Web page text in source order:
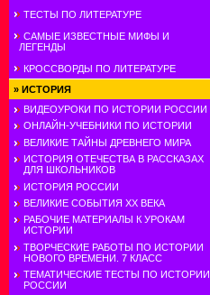
ТЕСТЫ ПО ЛИТЕРАТУРЕ
САМЫЕ ИЗВЕСТНЫЕ МИФЫ И
ЛЕГЕНДЫ
КРОССВОРДЫ ПО ЛИТЕРАТУРЕ
» ИСТОРИЯ
ВИДЕОУРОКИ ПО ИСТОРИИ РОССИИ
ОНЛАЙН-УЧЕБНИКИ ПО ИСТОРИИ
ВЕЛИКИЕ ТАЙНЫ ДРЕВНЕГО МИРА
ИСТОРИЯ ОТЕЧЕСТВА В РАССКАЗАХ
ДЛЯ ШКОЛЬНИКОВ
ИСТОРИЯ РОССИИ
ВЕЛИКИЕ СОБЫТИЯ ХХ ВЕКА
РАБОЧИЕ МАТЕРИАЛЫ К УРОКАМ
ИСТОРИИ
ТВОРЧЕСКИЕ РАБОТЫ ПО ИСТОРИИ
НОВОГО ВРЕМЕНИ. 7 КЛАСС
ТЕМАТИЧЕСКИЕ ТЕСТЫ ПО ИСТОРИИ
РОССИИ